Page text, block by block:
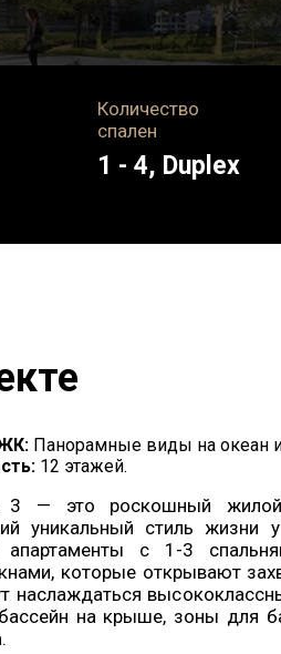
Количество
спален
1 - 4, Duplex
Панорамные виды на океан
12 этажей.
3 — это роскошный
уникальный стиль жизни
апартаменты с 1-3
которые открывают
наслаждаться
на крыше, зоны для